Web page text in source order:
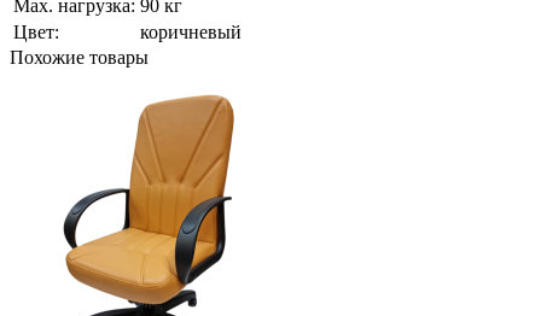
Мах. нагрузка: 90 кг
Цвет:
коричневый
Похожие товары